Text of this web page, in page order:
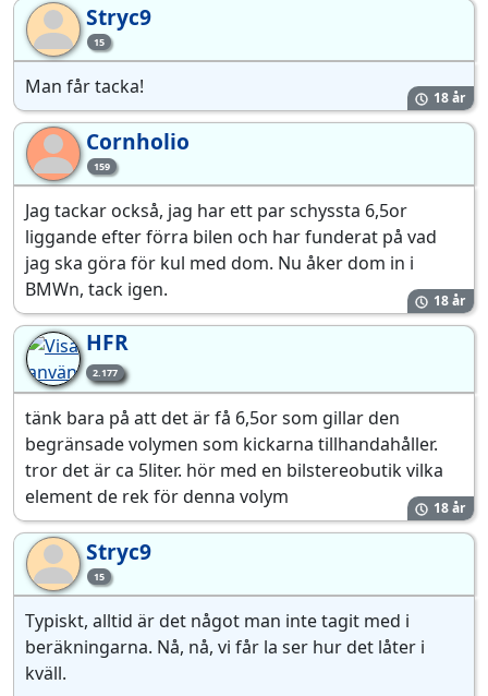
St 15
Stryc9
Man får tacka! 18 år
Co 159
Cornholio
Jag tackar också, jag har ett par schyssta 6,5or
liggande efter förra bilen och har funderat på vad
jag ska göra för kul med dom. Nu åker dom in i
BMWn, tack igen.
18 år
2.177
HFR
tänk bara på att det är få 6,5or som gillar den
begränsade volymen som kickarna tillhandahåller.
tror det är ca 5liter. hör med en bilstereobutik vilka
element de rek för denna volym
18 år
St 15
Stryc9
Typiskt, alltid är det något man inte tagit med i
beräkningarna. Nå, nå, vi får la ser hur det låter i
kväll.